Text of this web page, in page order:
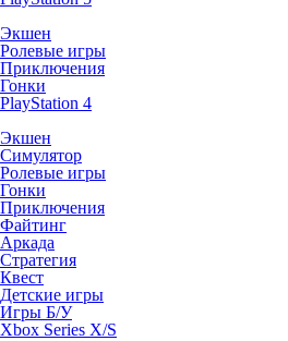
Экшен
Ролевые игры
Приключения
Гонки
PlayStation 4
Экшен
Симулятор
Ролевые игры
Гонки
Приключения
Файтинг
Аркада
Стратегия
Квест
Детские игры
Игры Б/У
Xbox Series X/S